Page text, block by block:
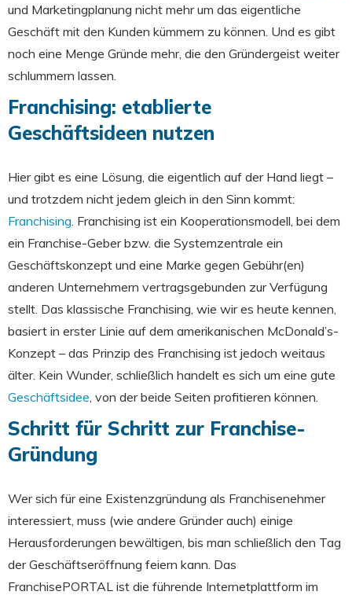
und Marketingplanung nicht mehr um das eigentliche
Geschäft mit den Kunden kümmern zu können. Und es gibt
noch eine Menge Gründe mehr, die den Gründergeist weiter
schlummern lassen.
Franchising: etablierte
Geschäftsideen nutzen
Hier gibt es eine Lösung, die eigentlich auf der Hand liegt –
und trotzdem nicht jedem gleich in den Sinn kommt:
Franchising. Franchising ist ein Kooperationsmodell, bei dem
ein Franchise-Geber bzw. die Systemzentrale ein
Geschäftskonzept und eine Marke gegen Gebühr(en)
anderen Unternehmern vertragsgebunden zur Verfügung
stellt. Das klassische Franchising, wie wir es heute kennen,
basiert in erster Linie auf dem amerikanischen McDonald’s-
Konzept – das Prinzip des Franchising ist jedoch weitaus
älter. Kein Wunder, schließlich handelt es sich um eine gute
Geschäftsidee, von der beide Seiten profitieren können.
Schritt für Schritt zur Franchise-
Gründung
Wer sich für eine Existenzgründung als Franchisenehmer
interessiert, muss (wie andere Gründer auch) einige
Herausforderungen bewältigen, bis man schließlich den Tag
der Geschäftseröffnung feiern kann. Das
FranchisePORTAL ist die führende Internetplattform im